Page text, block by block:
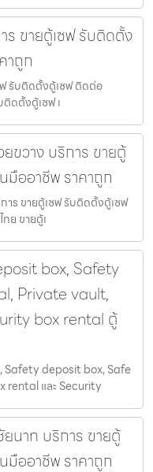
ร ขายตู้เซฟ รับติดตั้ง
าถูก
รับติดตั้งตู้เซฟ ติดต่อ
ดตั้งตู้เซฟ เ
ขวาง บริการ ขายตู้
มืออาชีพ ราคาถูก
าร ขายตู้เซฟ รับติดตั้งตู้เซฟ
ย ขายตู้เ
box, Safety
Private vault,
box rental ตู้
Safety deposit box, Safe
rental และ Security
นาท บริการ ขายตู้
มืออาชีพ ราคาถูก